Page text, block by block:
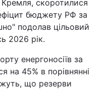
Кремля, скоротилися
бюджету РФ за
подолав цільовий
2026 рік.
енергоносіїв за
на 45% в порівнянні
що резерви